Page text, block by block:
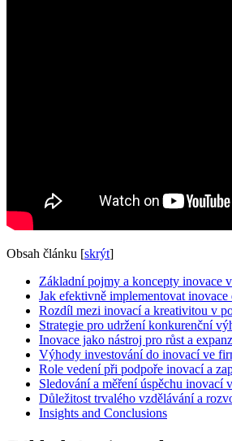
Obsah článku [skrýt]
Základní pojmy a koncepty inovace
Jak efektivně implementovat
Rozdíl mezi inovací a kreativitou v
Strategie pro udržení konkurenční
Inovace jako nástroj pro růst a
Výhody investování do inovací ve
Role vedení při podpoře inovací a
Sledování a měření úspěchu inovací
Důležitost trvalého vzdělávání a
Insights and Conclusions